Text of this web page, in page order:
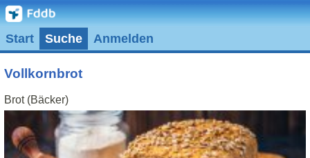
Start Suche Anmelden
Vollkornbrot
Brot (Bäcker)